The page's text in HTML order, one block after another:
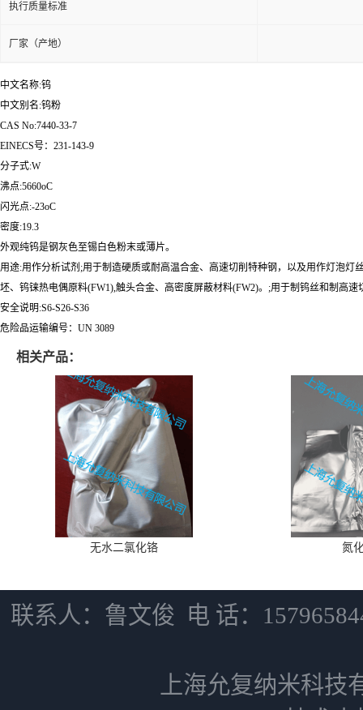
执行质量标准
厂家（产地）
中文名称:钨
中文别名:钨粉
CAS No:7440-33-7
EINECS号：231-143-9
分子式:W
沸点:5660oC
闪光点:-23oC
密度:19.3
外观纯钨是钢灰色至锡白色粉末或薄片。
用途:用作分析试剂;用于制造硬质或耐高温合金、高速切削特种钢，以及用作灯泡
坯、钨铼热电偶原料(FW1),触头合金、高密度屏蔽材料(FW2)。;用于制钨丝和制高
安全说明:S6-S26-S36
危险品运输编号：UN 3089
相关产品：
无水二氯化铬 氮
联系人：鲁文俊 电 话：
上海允复纳米科技